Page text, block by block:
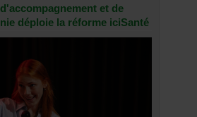
et de
déploie la réforme iciSanté